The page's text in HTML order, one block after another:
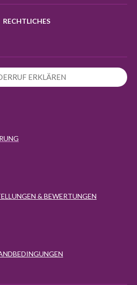
RECHTLICHES
ERKLÄREN
& BEWERTUNGEN